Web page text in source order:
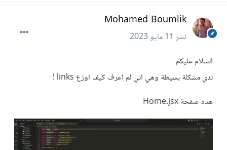
Mohamed Boumlik
نشر11 مايو 2023
السلام عليكم
لدي مشكلة بسيطة وهي اني لم اعرف كيف اوزع links !
هده صفحة Home.jsx